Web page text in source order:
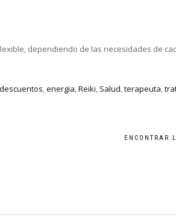
dependiendo de las necesidades de
descuentos,energia,Reiki, Salud,terapeuta,
ENCONTRAR